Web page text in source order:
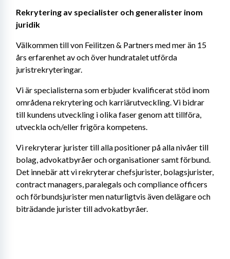
Rekrytering av specialister och generalister inom
juridik
Välkommen till von Feilitzen & Partners med mer än 15
års erfarenhet av och över hundratalet utförda
juristrekryteringar.
Vi är specialisterna som erbjuder kvalificerat stöd inom
områdena rekrytering och karriärutveckling. Vi bidrar
till kundens utveckling i olika faser genom att tillföra,
utveckla och/eller frigöra kompetens.
Vi rekryterar jurister till alla positioner på alla nivåer till
bolag, advokatbyråer och organisationer samt förbund.
Det innebär att vi rekryterar chefsjurister, bolagsjurister,
contract managers, paralegals och compliance officers
och förbundsjurister men naturligtvis även delägare och
biträdande jurister till advokatbyråer.